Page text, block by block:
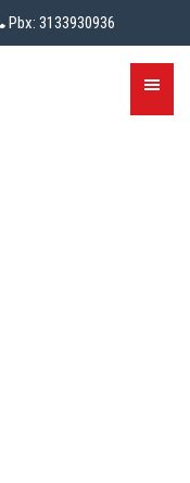
Pbx: 3133930936